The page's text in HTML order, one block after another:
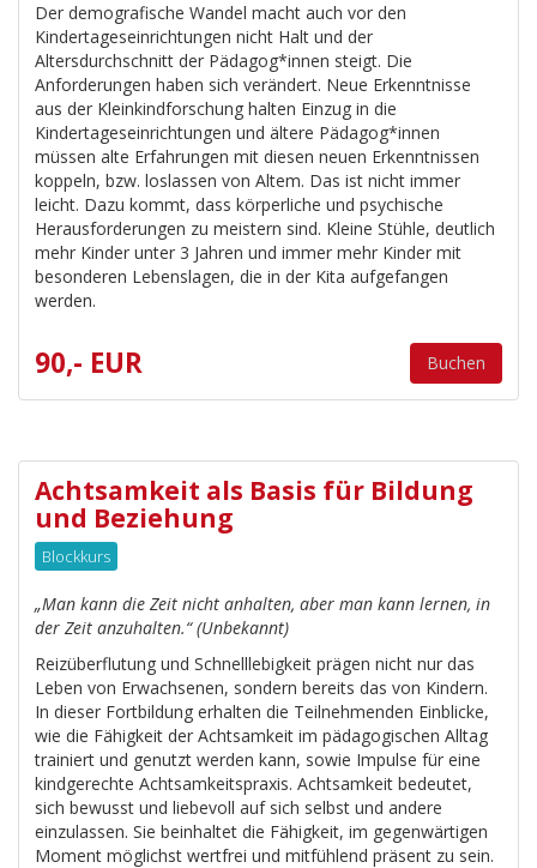
Der demografische Wandel macht auch vor den
Kindertageseinrichtungen nicht Halt und der
Altersdurchschnitt der Pädagog*innen steigt. Die
Anforderungen haben sich verändert. Neue Erkenntnisse
aus der Kleinkindforschung halten Einzug in die
Kindertageseinrichtungen und ältere Pädagog*innen
müssen alte Erfahrungen mit diesen neuen Erkenntnissen
koppeln, bzw. loslassen von Altem. Das ist nicht immer
leicht. Dazu kommt, dass körperliche und psychische
Herausforderungen zu meistern sind. Kleine Stühle, deutlich
mehr Kinder unter 3 Jahren und immer mehr Kinder mit
besonderen Lebenslagen, die in der Kita aufgefangen
werden.
90,- EUR Buchen
Achtsamkeit als Basis für Bildung
und Beziehung
Blockkurs
„Man kann die Zeit nicht anhalten, aber man kann lernen, in
der Zeit anzuhalten.“ (Unbekannt)
Reizüberflutung und Schnelllebigkeit prägen nicht nur das
Leben von Erwachsenen, sondern bereits das von Kindern.
In dieser Fortbildung erhalten die Teilnehmenden Einblicke,
wie die Fähigkeit der Achtsamkeit im pädagogischen Alltag
trainiert und genutzt werden kann, sowie Impulse für eine
kindgerechte Achtsamkeitspraxis. Achtsamkeit bedeutet,
sich bewusst und liebevoll auf sich selbst und andere
einzulassen. Sie beinhaltet die Fähigkeit, im gegenwärtigen
Moment möglichst wertfrei und mitfühlend präsent zu sein.